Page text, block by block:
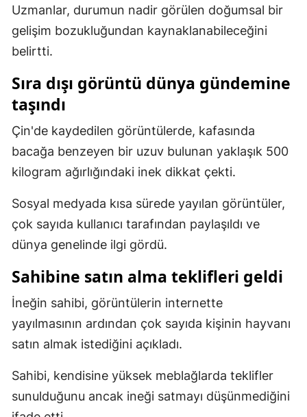
Hakkari
Isparta
İstanbul
Kastamonu
Kayseri
Kırklareli
Kırşehir
Kocaeli
Uzmanlar, durumun nadir görülen doğumsal bir
gelişim bozukluğundan kaynaklanabileceğini
belirtti.
Sıra dışı görüntü dünya gündemine
taşındı
Çin'de kaydedilen görüntülerde, kafasında
bacağa benzeyen bir uzuv bulunan yaklaşık 500
kilogram ağırlığındaki inek dikkat çekti.
Sosyal medyada kısa sürede yayılan görüntüler,
çok sayıda kullanıcı tarafından paylaşıldı ve
dünya genelinde ilgi gördü.
Sahibine satın alma teklifleri geldi
İneğin sahibi, görüntülerin internette
yayılmasının ardından çok sayıda kişinin hayvanı
satın almak istediğini açıkladı.
Sahibi, kendisine yüksek meblağlarda teklifler
sunulduğunu ancak ineği satmayı düşünmediğini